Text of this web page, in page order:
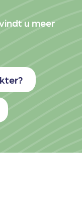
u meer